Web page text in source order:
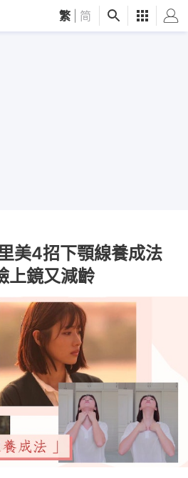
繁 简
美4招下顎線養成法
上鏡又減齡